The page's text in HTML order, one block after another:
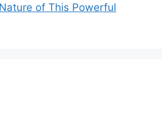
of This Powerful